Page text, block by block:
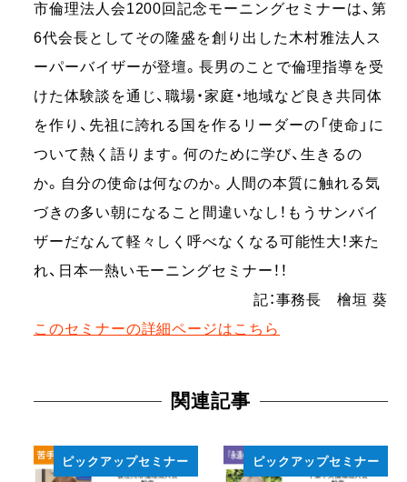
市倫理法人会1200回記念モーニングセミナーは、第
6代会長としてその隆盛を創り出した木村雅法人ス
ーパーバイザーが登壇。長男のことで倫理指導を受
けた体験談を通じ、職場・家庭・地域など良き共同体
を作り、先祖に誇れる国を作るリーダーの「使命」に
ついて熱く語ります。何のために学び、生きるの
か。自分の使命は何なのか。人間の本質に触れる気
づきの多い朝になること間違いなし！もうサンバイ
ザーだなんて軽々しく呼べなくなる可能性大！来た
れ、日本一熱いモーニングセミナー！！
記：事務長 檜垣 葵
このセミナーの詳細ページはこちら
関連記事
ピックアップセミナー ピックアップセミナー